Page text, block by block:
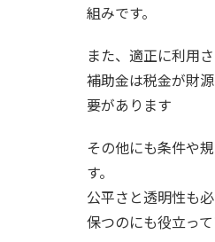
組みです。
また、適正に利用
補助金は税金が財
要があります
その他にも条件や
す。
公平さと透明性も
保つのにも役立って